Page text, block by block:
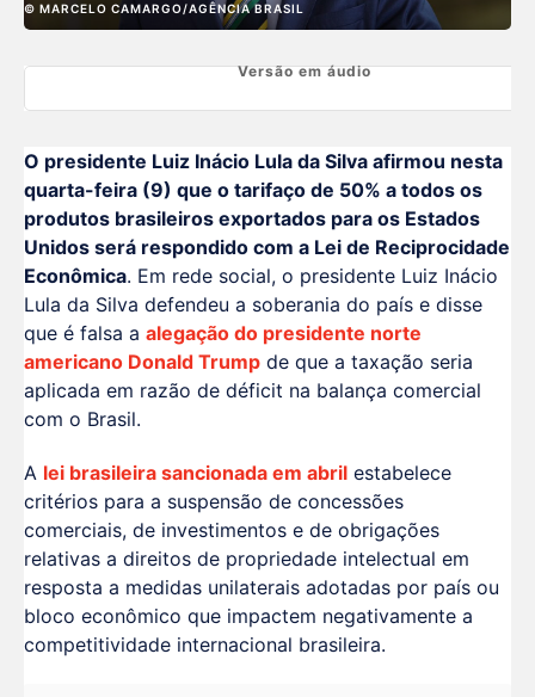
© MARCELO CAMARGO/AGÊNCIA BRASIL
Versão em áudio
O presidente Luiz Inácio Lula da Silva afirmou nesta
quarta-feira (9) que o tarifaço de 50% a todos os
produtos brasileiros exportados para os Estados
Unidos será respondido com a Lei de Reciprocidade
Econômica. Em rede social, o presidente Luiz Inácio
Lula da Silva defendeu a soberania do país e disse
que é falsa a alegação do presidente norte
americano Donald Trump de que a taxação seria
aplicada em razão de déficit na balança comercial
com o Brasil.
A lei brasileira sancionada em abril estabelece
critérios para a suspensão de concessões
comerciais, de investimentos e de obrigações
relativas a direitos de propriedade intelectual em
resposta a medidas unilaterais adotadas por país ou
bloco econômico que impactem negativamente a
competitividade internacional brasileira.